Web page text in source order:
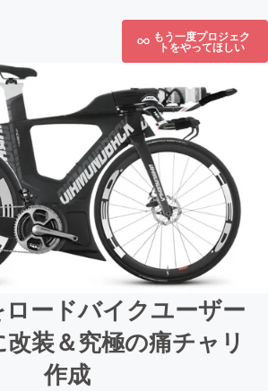
もう一度プロジェク
トをやってほしい
ロードバイクユーザー
装＆究極の痛チャリ
作成